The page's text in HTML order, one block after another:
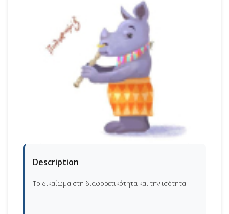
Description
Το δικαίωμα στη διαφορετικότητα και την ισότητα